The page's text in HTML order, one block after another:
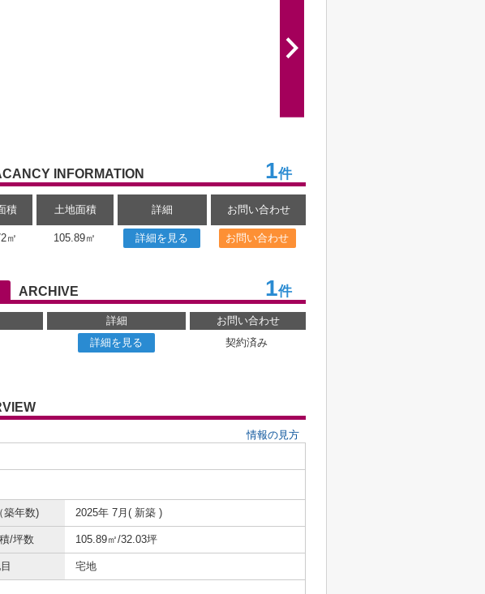
INFORMATION 1件
積 土地面積 詳細 お問い合わせ
㎡ 105.89㎡ 詳細を見る お問い合わせ
ARCHIVE 1件
詳細 お問い合わせ
詳細を見る
契約済み
情報の見方
築年数) 2025年 7月( 新築 )
/坪数 105.89㎡/32.03坪
宅地